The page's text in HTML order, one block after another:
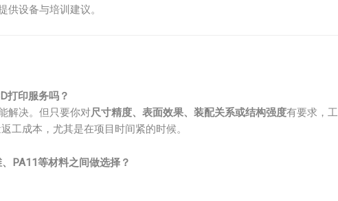
供设备与培训建议。
打印服务吗？
解决。但只要你对尺寸精度、表面效果、装配关系或结构强度有要求，工
工成本，尤其是在项目时间紧的时候。
PA11等材料之间做选择？